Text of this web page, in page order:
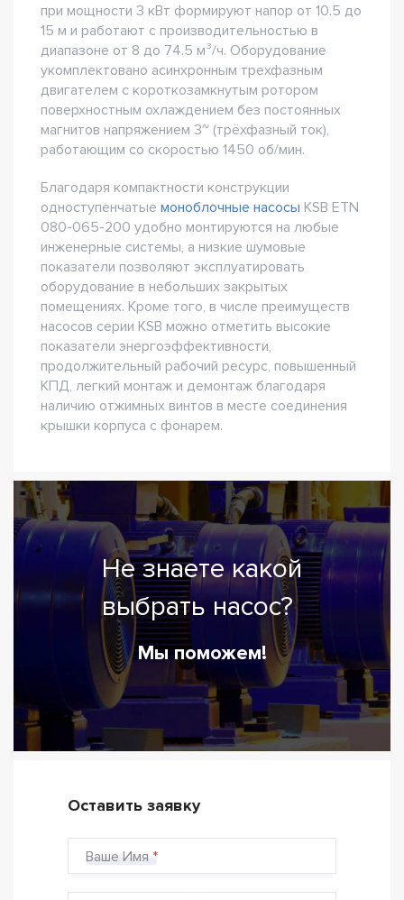
при мощности 3 кВт формируют напор от 10.5 до
15 м и работают с производительностью в
диапазоне от 8 до 74.5 м³/ч. Оборудование
укомплектовано асинхронным трехфазным
двигателем с короткозамкнутым ротором
поверхностным охлаждением без постоянных
магнитов напряжением 3~ (трёхфазный ток),
работающим со скоростью 1450 об/мин.
Благодаря компактности конструкции
одноступенчатые моноблочные насосы KSB ETN
080-065-200 удобно монтируются на любые
инженерные системы, а низкие шумовые
показатели позволяют эксплуатировать
оборудование в небольших закрытых
помещениях. Кроме того, в числе преимуществ
насосов серии KSB можно отметить высокие
показатели энергоэффективности,
продолжительный рабочий ресурс, повышенный
КПД, легкий монтаж и демонтаж благодаря
наличию отжимных винтов в месте соединения
крышки корпуса с фонарем.
Не знаете какой
выбрать насос?
Мы поможем!
Оставить заявку
Ваше Имя